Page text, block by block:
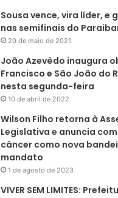
Sousa vence, vira líder, e
nas semifinais do
20 de maio de 2021
João Azevêdo inaugura
Francisco e São João do
nesta segunda-feira
10 de abril de 2022
Wilson Filho retorna à
Legislativa e anuncia
câncer como nova
mandato
1 de agosto de 2023
VIVER SEM LIMITES: